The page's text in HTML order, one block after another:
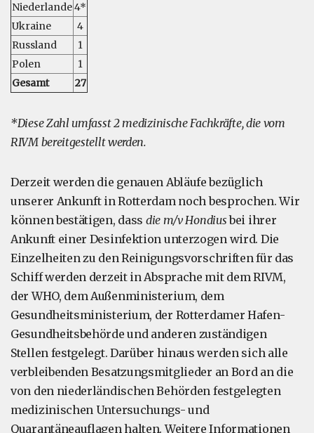
Niederlande4*
Ukraine
4
Russland
1
Polen
1
Gesamt
27
*Diese Zahl umfasst 2 medizinische Fachkräfte, die vom
RIVM bereitgestellt werden.
Derzeit werden die genauen Abläufe bezüglich
unserer Ankunft in Rotterdam noch besprochen. Wir
können bestätigen, dass die m/v Hondiusbei ihrer
Ankunft einer Desinfektion unterzogen wird. Die
Einzelheiten zu den Reinigungsvorschriften für das
Schiff werden derzeit in Absprache mit dem RIVM,
der WHO, dem Außenministerium, dem
Gesundheitsministerium, der Rotterdamer Hafen-
Gesundheitsbehörde und anderen zuständigen
Stellen festgelegt. Darüber hinaus werden sich alle
verbleibenden Besatzungsmitglieder an Bord an die
von den niederländischen Behörden festgelegten
medizinischen Untersuchungs- und
Quarantäneauflagen halten. Weitere Informationen